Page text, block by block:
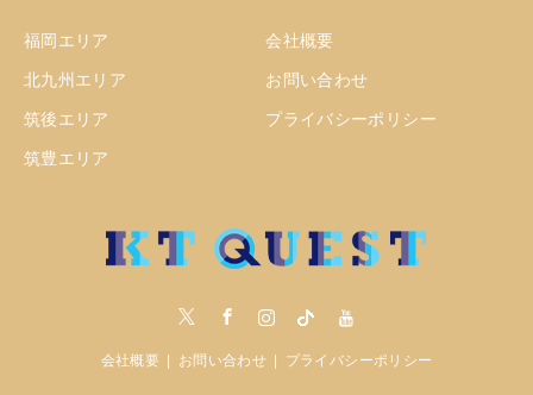
福岡エリア
北九州エリア
筑後エリア
筑豊エリア
会社概要
お問い合わせ
プライバシーポリシー
Instagramtiktock youtube
会社概要 お問い合わせ プライバシーポリシー